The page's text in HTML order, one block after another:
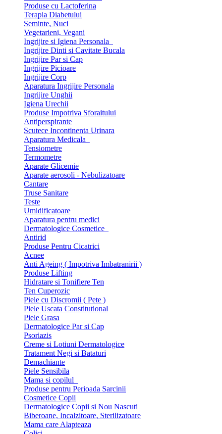
Produse cu Lactoferina
Terapia Diabetului
Seminte, Nuci
Vegetarieni, Vegani
Ingrijire si Igiena Personala
Ingrijire Dinti si Cavitate Bucala
Ingrijire Par si Cap
Ingrijire Picioare
Ingrijire Corp
Aparatura Ingrijire Personala
Ingrijire Unghii
Igiena Urechii
Produse Impotriva Sforaitului
Antiperspirante
Scutece Incontinenta Urinara
Aparatura Medicala
Tensiometre
Termometre
Aparate Glicemie
Aparate aerosoli - Nebulizatoare
Cantare
Truse Sanitare
Teste
Umidificatoare
Aparatura pentru medici
Dermatologice Cosmetice
Antirid
Produse Pentru Cicatrici
Acnee
Anti Ageing ( Impotriva Imbatranirii )
Produse Lifting
Hidratare si Tonifiere Ten
Ten Cuperozic
Piele cu Discromii ( Pete )
Piele Uscata Constitutional
Piele Grasa
Dermatologice Par si Cap
Psoriazis
Creme si Lotiuni Dermatologice
Tratament Negi si Bataturi
Demachiante
Piele Sensibila
Mama si copilul
Produse pentru Perioada Sarcinii
Cosmetice Copii
Dermatologice Copii si Nou Nascuti
Biberoane, Incalzitoare, Sterilizatoare
Mama care Alapteaza